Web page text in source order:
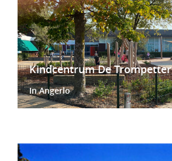
Kindcentrum De Trompetter
In Angerlo